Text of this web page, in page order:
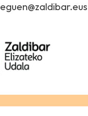
eguen@zaldibar.eus